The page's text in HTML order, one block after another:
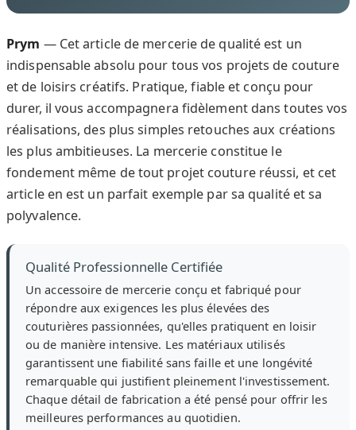
Prym — Cet article de mercerie de qualité est un
indispensable absolu pour tous vos projets de couture
et de loisirs créatifs. Pratique, fiable et conçu pour
durer, il vous accompagnera fidèlement dans toutes vos
réalisations, des plus simples retouches aux créations
les plus ambitieuses. La mercerie constitue le
fondement même de tout projet couture réussi, et cet
article en est un parfait exemple par sa qualité et sa
polyvalence.
Qualité Professionnelle Certifiée
Un accessoire de mercerie conçu et fabriqué pour
répondre aux exigences les plus élevées des
couturières passionnées, qu'elles pratiquent en loisir
ou de manière intensive. Les matériaux utilisés
garantissent une fiabilité sans faille et une longévité
remarquable qui justifient pleinement l'investissement.
Chaque détail de fabrication a été pensé pour offrir les
meilleures performances au quotidien.